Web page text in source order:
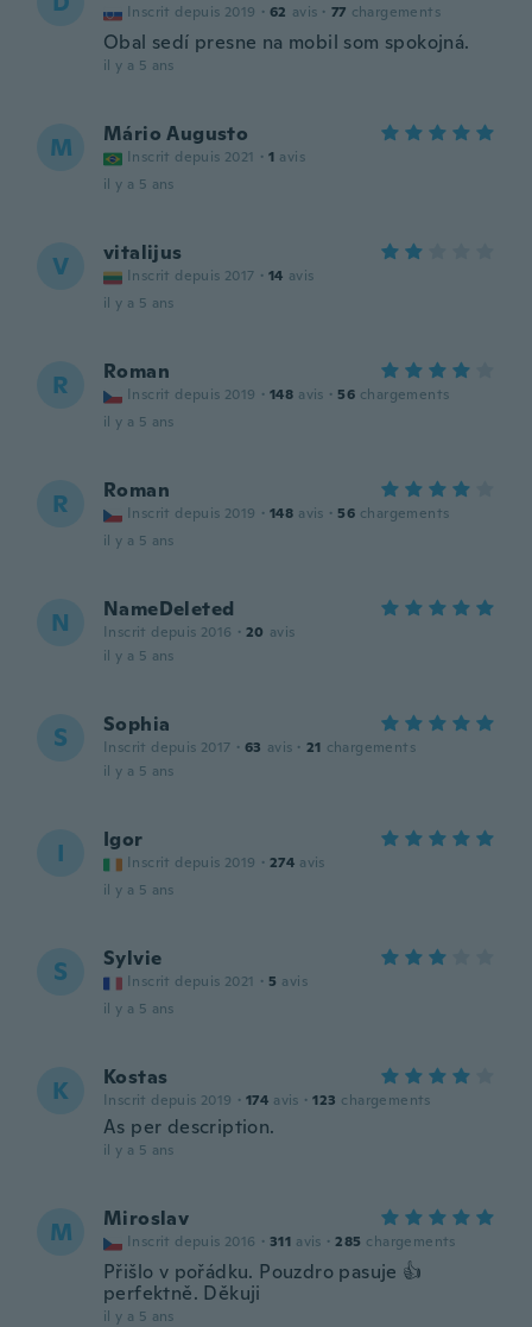
Inscrit depuis 2019 · 62 avis · 77 chargements
Obal sedí presne na mobil som spokojná.
il y a 5 ans
M Mário Augusto
Inscrit depuis 2021 · 1 avis
il y a 5 ans
V vitalijus
Inscrit depuis 2017 · 14 avis
il y a 5 ans
R Roman
Inscrit depuis 2019 · 148 avis · 56 chargements
il y a 5 ans
R Roman
Inscrit depuis 2019 · 148 avis · 56 chargements
il y a 5 ans
N NameDeleted
Inscrit depuis 2016 · 20 avis
il y a 5 ans
S Sophia
Inscrit depuis 2017 · 63 avis · 21 chargements
il y a 5 ans
I Igor
Inscrit depuis 2019 · 274 avis
il y a 5 ans
S Sylvie
Inscrit depuis 2021 · 5 avis
il y a 5 ans
K Kostas
Inscrit depuis 2019 · 174 avis · 123 chargements
As per description.
il y a 5 ans
M Miroslav
Inscrit depuis 2016 · 311 avis · 285 chargements
Přišlo v pořádku. Pouzdro pasuje 👍
perfektně. Děkuji
il y a 5 ans